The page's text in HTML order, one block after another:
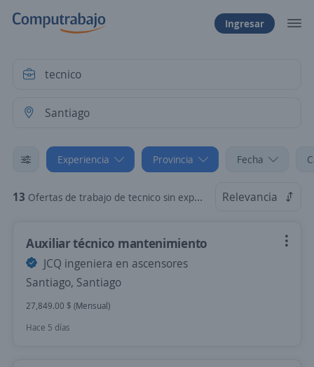
Ingresar
Experiencia Provincia Fecha
13 Ofertas de trabajo de tecnico sin experiencia en Santiago Relevancia
Auxiliar técnico mantenimiento
JCQ ingeniera en ascensores
Santiago, Santiago
27,849.00 $ (Mensual)
Hace 5 días